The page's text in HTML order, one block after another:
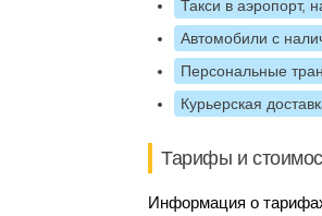
Такси в аэропорт,
Автомобили с
Персональные
Курьерская
Тарифы и
Информация о